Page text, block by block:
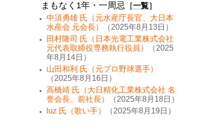
まもなく1年・一周忌 ［一覧］
中須勇雄 氏（元水産庁長官、大日本
水産会 元会長）
（2025年8月13日）
田村隆司 氏（日本光電工業株式会社
元代表取締役専務執行役員）
（2025
年8月14日）
山田和利 氏（元プロ野球選手）
（2025年8月16日）
高橋靖 氏（大日精化工業株式会社 名
誉会長、前社長）
（2025年8月18日）
luz 氏（歌い手）
（2025年8月19日）